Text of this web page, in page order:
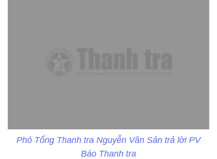
Phó Tổng Thanh tra Nguyễn Văn Sản trả lời PV
Báo Thanh tra